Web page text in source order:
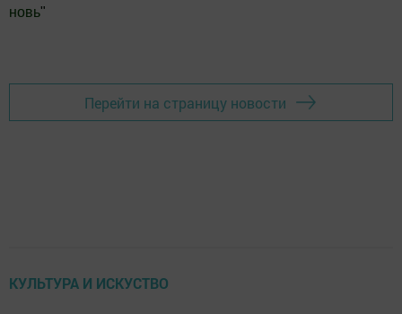
новь"
Перейти на страницу новости
КУЛЬТУРА И ИСКУСТВО